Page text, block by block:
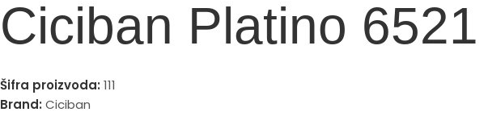
Ciciban Platino 6521
Šifra proizvoda: 111
Brand: Ciciban